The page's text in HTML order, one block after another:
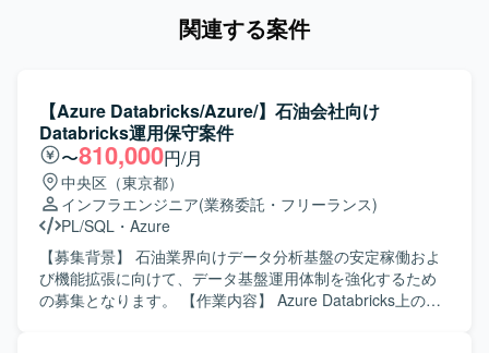
関連する案件
【Azure Databricks/Azure/】石油会社向け
Databricks運用保守案件
〜810,000円/月
中央区（東京都）
インフラエンジニア(業務委託・フリーランス)
PL/SQL ・ Azure
【募集背景】 石油業界向けデータ分析基盤の安定稼働およ
び機能拡張に向けて、データ基盤運用体制を強化するため
の募集となります。 【作業内容】 Azure Databricks上の